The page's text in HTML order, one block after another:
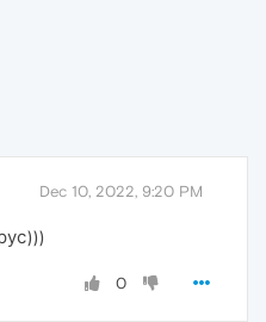
Dec 10, 2022, 9:20 PM
0